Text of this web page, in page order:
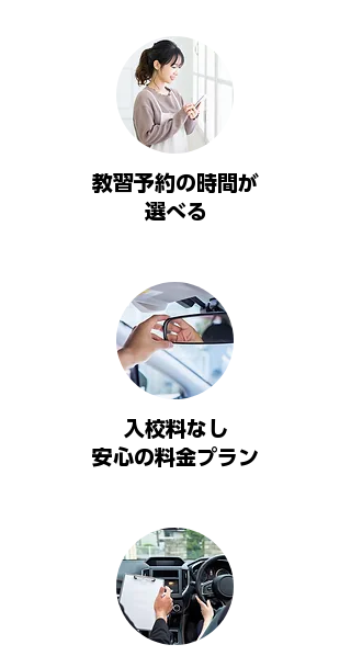
教習予約の時間が
​選べる
​​入校料なし
安心の料金プラン